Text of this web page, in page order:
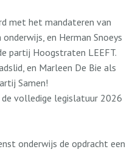
met het mandateren van
en Herman Snoeys
partij Hoogstraten LEEFT.
en Marleen De Bie als
Samen!
volledige legislatuur 2026
onderwijs de opdracht een